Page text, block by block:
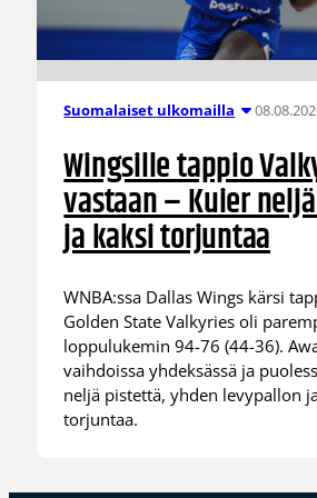
Suomalaiset ulkomailla
Wingsille tappio
vastaan – Kuier
ja kaksi torjuntaa
WNBA:ssa Dallas Wings kärsi
Golden State Valkyries oli
loppulukemin 94-76 (44-36).
vaihdoissa yhdeksässä ja
neljä pistettä, yhden levypallon
torjuntaa.